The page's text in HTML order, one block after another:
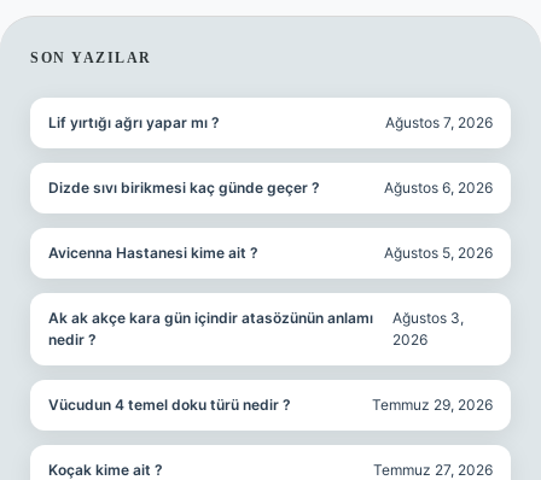
SIDEBAR
SON YAZILAR
Lif yırtığı ağrı yapar mı ? Ağustos 7, 2026
Dizde sıvı birikmesi kaç günde geçer ? Ağustos 6, 2026
Avicenna Hastanesi kime ait ? Ağustos 5, 2026
Ak ak akçe kara gün içindir atasözünün anlamı
nedir ?
Ağustos 3,
2026
Vücudun 4 temel doku türü nedir ? Temmuz 29, 2026
Koçak kime ait ? Temmuz 27, 2026